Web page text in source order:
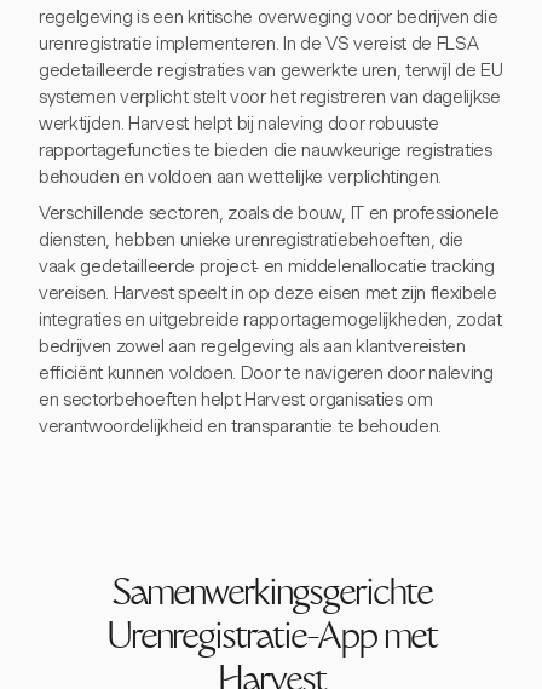
regelgeving is een kritische overweging voor bedrijven die
urenregistratie implementeren. In de VS vereist de FLSA
gedetailleerde registraties van gewerkte uren, terwijl de EU
systemen verplicht stelt voor het registreren van dagelijkse
werktijden. Harvest helpt bij naleving door robuuste
rapportagefuncties te bieden die nauwkeurige registraties
behouden en voldoen aan wettelijke verplichtingen.
Verschillende sectoren, zoals de bouw, IT en professionele
diensten, hebben unieke urenregistratiebehoeften, die
vaak gedetailleerde project- en middelenallocatie tracking
vereisen. Harvest speelt in op deze eisen met zijn flexibele
integraties en uitgebreide rapportagemogelijkheden, zodat
bedrijven zowel aan regelgeving als aan klantvereisten
efficiënt kunnen voldoen. Door te navigeren door naleving
en sectorbehoeften helpt Harvest organisaties om
verantwoordelijkheid en transparantie te behouden.
Samenwerkingsgerichte
Urenregistratie-App met